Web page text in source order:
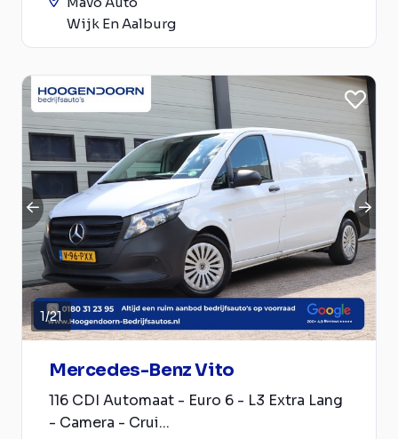
Wijk En Aalburg
1/21
Mercedes-Benz Vito
116 CDI Automaat - Euro 6 - L3 Extra Lang
- Camera - Crui...